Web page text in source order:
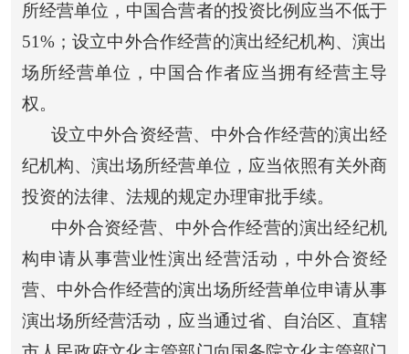
所经营单位，中国合营者的投资比例应当不低于
51%；设立中外合作经营的演出经纪机构、演出
场所经营单位，中国合作者应当拥有经营主导
权。
设立中外合资经营、中外合作经营的演出经
纪机构、演出场所经营单位，应当依照有关外商
投资的法律、法规的规定办理审批手续。
中外合资经营、中外合作经营的演出经纪机
构申请从事营业性演出经营活动，中外合资经
营、中外合作经营的演出场所经营单位申请从事
演出场所经营活动，应当通过省、自治区、直辖